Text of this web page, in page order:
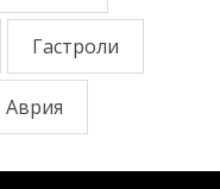
Гастроли
Аврия